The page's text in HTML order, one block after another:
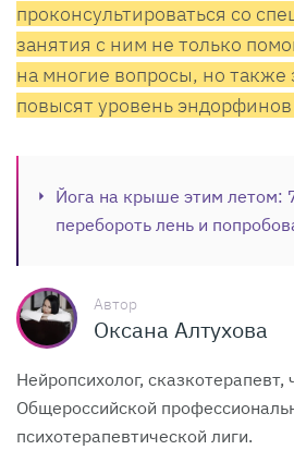
проконсультироваться со
занятия с ним не только
на многие вопросы, но также
повысят уровень
Йога на крыше этим летом:
перебороть лень и
Автор
Оксана Алтухова
Нейропсихолог, сказкотерапевт,
Общероссийской
психотерапевтической лиги.